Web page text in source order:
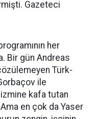
Gazeteci
her
Bir gün Andreas
Türk-
ile
kafa tutan
en çok da Yaser